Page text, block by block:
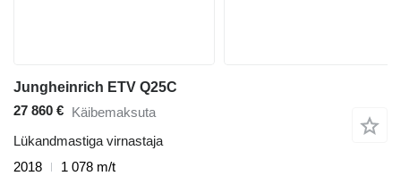
Jungheinrich ETV Q25C
27 860 € Käibemaksuta
Lükandmastiga virnastaja
2018
1 078 m/t